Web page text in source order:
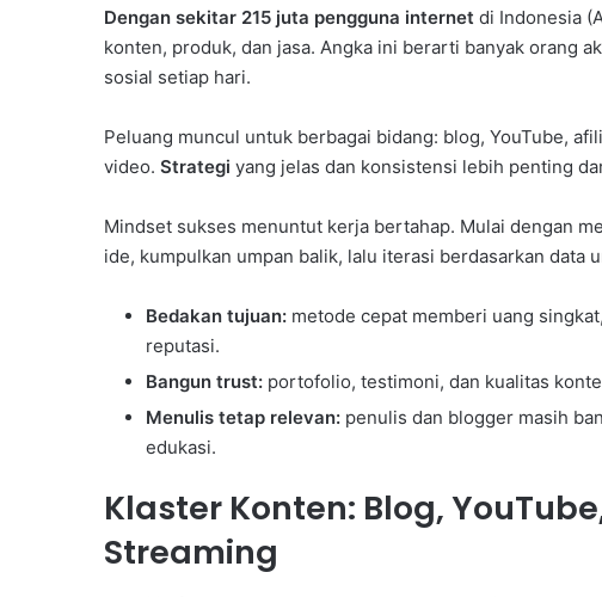
Dengan sekitar 215 juta pengguna internet di Indonesia
konten, produk, dan jasa. Angka ini berarti banyak orang
sosial setiap hari.
Peluang muncul untuk berbagai bidang: blog, YouTube,
video. Strategi yang jelas dan konsistensi lebih penting
Mindset sukses menuntut kerja bertahap. Mulai dengan
ide, kumpulkan umpan balik, lalu iterasi berdasarkan data
Bedakan tujuan: metode cepat memberi uang
reputasi.
Bangun trust: portofolio, testimoni, dan kualitas
Menulis tetap relevan: penulis dan blogger masih
edukasi.
Klaster Konten: Blog,
Streaming